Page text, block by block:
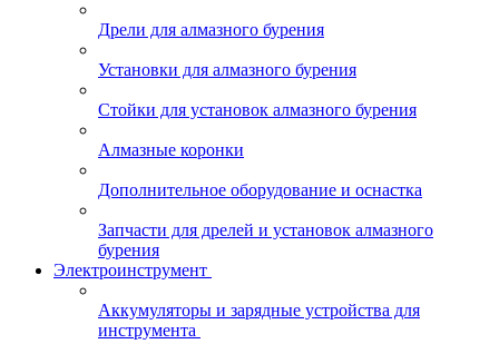
Дрели для алмазного бурения
Установки для алмазного бурения
Стойки для установок алмазного бурения
Алмазные коронки
Дополнительное оборудование и оснастка
Запчасти для дрелей и установок алмазного
бурения
Электроинструмент
Аккумуляторы и зарядные устройства для
инструмента